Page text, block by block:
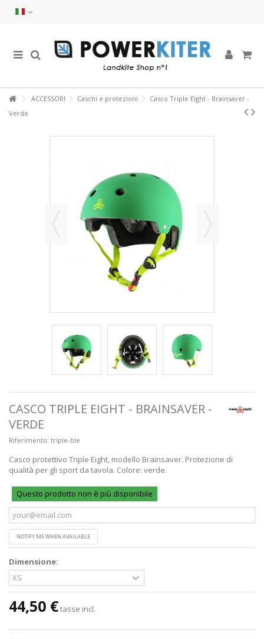
ACCESSORI Caschi e protezioni
Casco Triple Eight - Brainsaver -
Verde
CASCO TRIPLE EIGHT - BRAINSAVER -
VERDE
Riferimento: triple-ble
Casco protettivo Triple Eight, modello Brainsaver. Protezione di
qualità per gli sport da tavola. Colore: verde.
Questo prodotto non è più disponibile
NOTIFY ME WHEN AVAILABLE
Dimensione:
44,50 €tasse incl.